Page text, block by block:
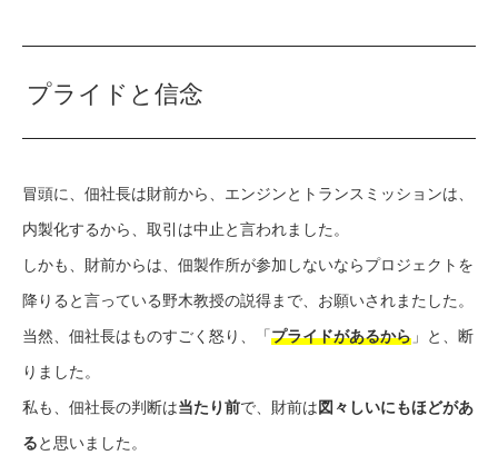
プライドと信念
冒頭に、佃社長は財前から、エンジンとトランスミッションは、
内製化するから、取引は中止と言われました。
しかも、財前からは、佃製作所が参加しないならプロジェクトを
降りると言っている野木教授の説得まで、お願いされまたした。
当然、佃社長はものすごく怒り、「プライドがあるから 」と、断
りました。
私も、佃社長の判断は当たり前で、財前は図々しいにもほどがあ
ると思いました。